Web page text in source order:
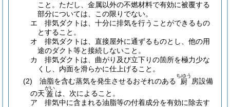
こと。 ただし、金属以外の不燃材料で有効に被覆する
部分については、この限りでない。
エ
排気ダクトは、十分に排気を行うことができるもの
とすること。
オ
排気ダクトは、直接屋外に通ずるものとし、他の用
途のダクト等と接続しないこと。
カ
排気ダクトは、曲がり及び立下りの箇所を極力少な
くし、内面を滑らかに仕上げること。
(2)
油脂を含む蒸気を発生させるおそれのある 厨
ちゆう
房設備
の天 蓋
がい
は、次によること。
ア
排気中に含まれる油脂等の付着成分を有効に除去す